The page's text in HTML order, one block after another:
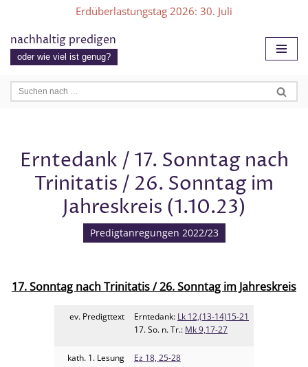
Zum
Inhalt
Erdüberlastungstag 2026: 30. Juli
nachhaltig predigen
oder wie viel ist genug?
Erntedank / 17. Sonntag nach
Trinitatis / 26. Sonntag im
Jahreskreis (1.10.23)
Predigtanregungen 2022/23
17. Sonntag nach Trinitatis / 26. Sonntag im Jahreskreis
ev. Predigttext
kath. 1. Lesung
Erntedank: Lk 12,(13-14)15-21
17. So. n. Tr.: Mk 9,17-27
Ez 18, 25-28